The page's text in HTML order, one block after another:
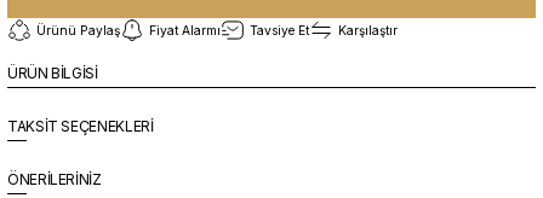
Ürünü Paylaş Fiyat Alarmı Tavsiye Et Karşılaştır
ÜRÜN BİLGİSİ
TAKSİT SEÇENEKLERİ
ÖNERİLERİNİZ